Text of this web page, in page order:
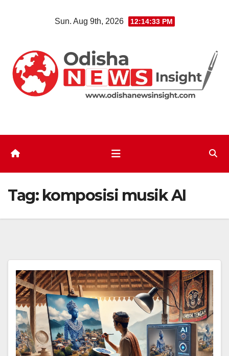
Sun. Aug 9th, 2026 12:14:33 PM
Tag: komposisi musik AI